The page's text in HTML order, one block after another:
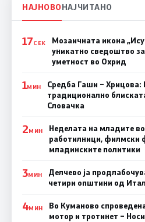
НАЈНОВОНАЈЧИТАНО
17СЕК
Мозаичната икона
уникатно сведоштво
уметност во Охрид
1МИН
Средба Гаши – Хрицова:
традиционално
Словачка
2МИН
Неделата на младите
работилници, филмски
младинските политики
3МИН
Делчево ја
четири општини од
4МИН
Во Куманово
мотор и тротинет –